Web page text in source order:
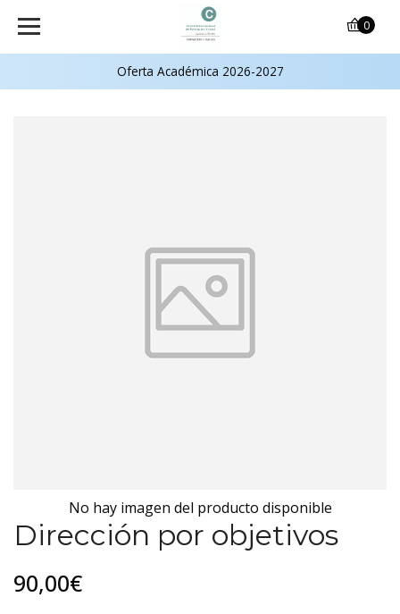
Oferta Académica 2026-2027
0
No hay imagen del producto disponible
Dirección por objetivos
90,00€